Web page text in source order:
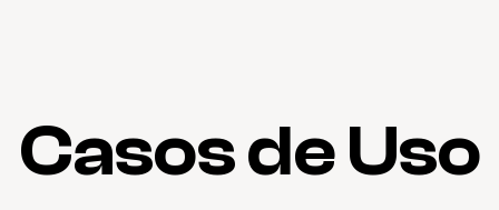
Casos de Uso